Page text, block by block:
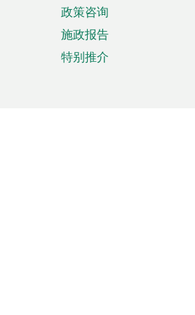
政策咨询
施政报告
特别推介